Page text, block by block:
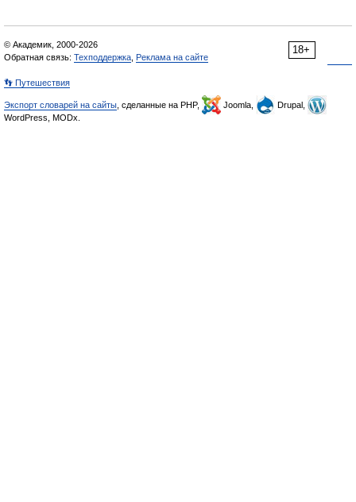
18+
© Академик, 2000-2026
Обратная связь: Техподдержка Реклама на сайте
👣 Путешествия
Экспорт словарей на сайты , сделанные на PHP, Joomla,
Drupal,
WordPress, MODx.